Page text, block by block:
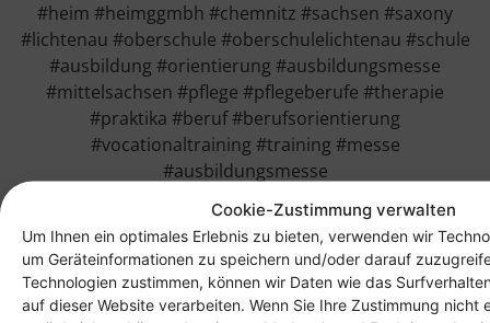
Cookie-Zustimmung verwalten
Um Ihnen ein optimales Erlebnis zu bieten, verwenden wir
um Geräteinformationen zu speichern und/oder darauf
Technologien zustimmen, können wir Daten wie das
auf dieser Website verarbeiten. Wenn Sie Ihre Zustimmung nicht
#heim #heimggmbh #chemnitz #sachsen #saxony
#lichtenau #oberschule #oberschulelichtenau #schule
#ausbildung #orientierung #ausbildungsmesse
#mittelsachsen #pflege #pflegeberufe #therapie
#praktika #beruf #berufsorientierung
#vocationaltraining #training #messe
#ausbildungsmesse